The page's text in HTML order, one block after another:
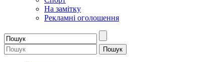
На замітку
Рекламні оголошення